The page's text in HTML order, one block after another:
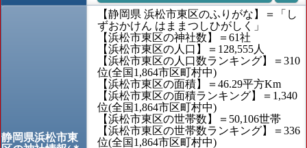
静岡県浜松市東
【静岡県 浜松市東区のふりがな】＝「し
ずおかけん はままつしひがしく」
【浜松市東区の神社数】＝61社
【浜松市東区の人口】＝128,555人
【浜松市東区の人口数ランキング】＝310
位(全国1,864市区町村中)
【浜松市東区の面積】＝46.29平方Km
【浜松市東区の面積ランキング】＝1,340
位(全国1,864市区町村中)
【浜松市東区の世帯数】＝50,106世帯
【浜松市東区の世帯数ランキング】＝336
位(全国1,864市区町村中)